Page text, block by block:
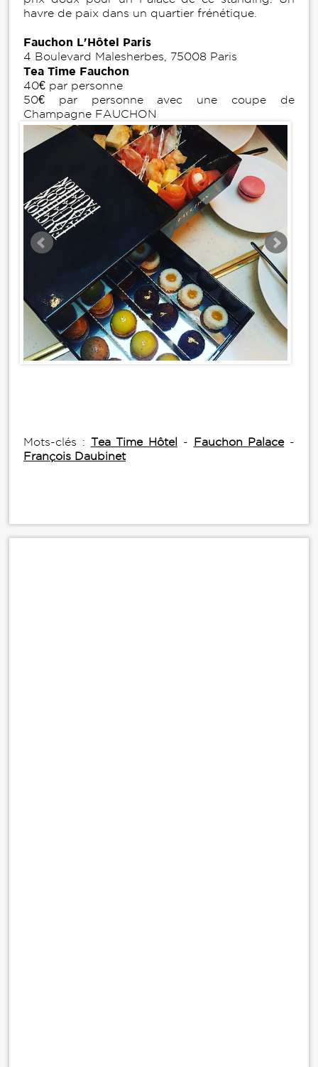
havre de paix dans un quartier frénétique.
Fauchon L'Hôtel Paris
4 Boulevard Malesherbes, 75008 Paris
Tea Time Fauchon
40€ par personne
50€ par personne avec une coupe de
Champagne FAUCHON
Mots-clés : Tea Time Hôtel - Fauchon Palace-
François Daubinet